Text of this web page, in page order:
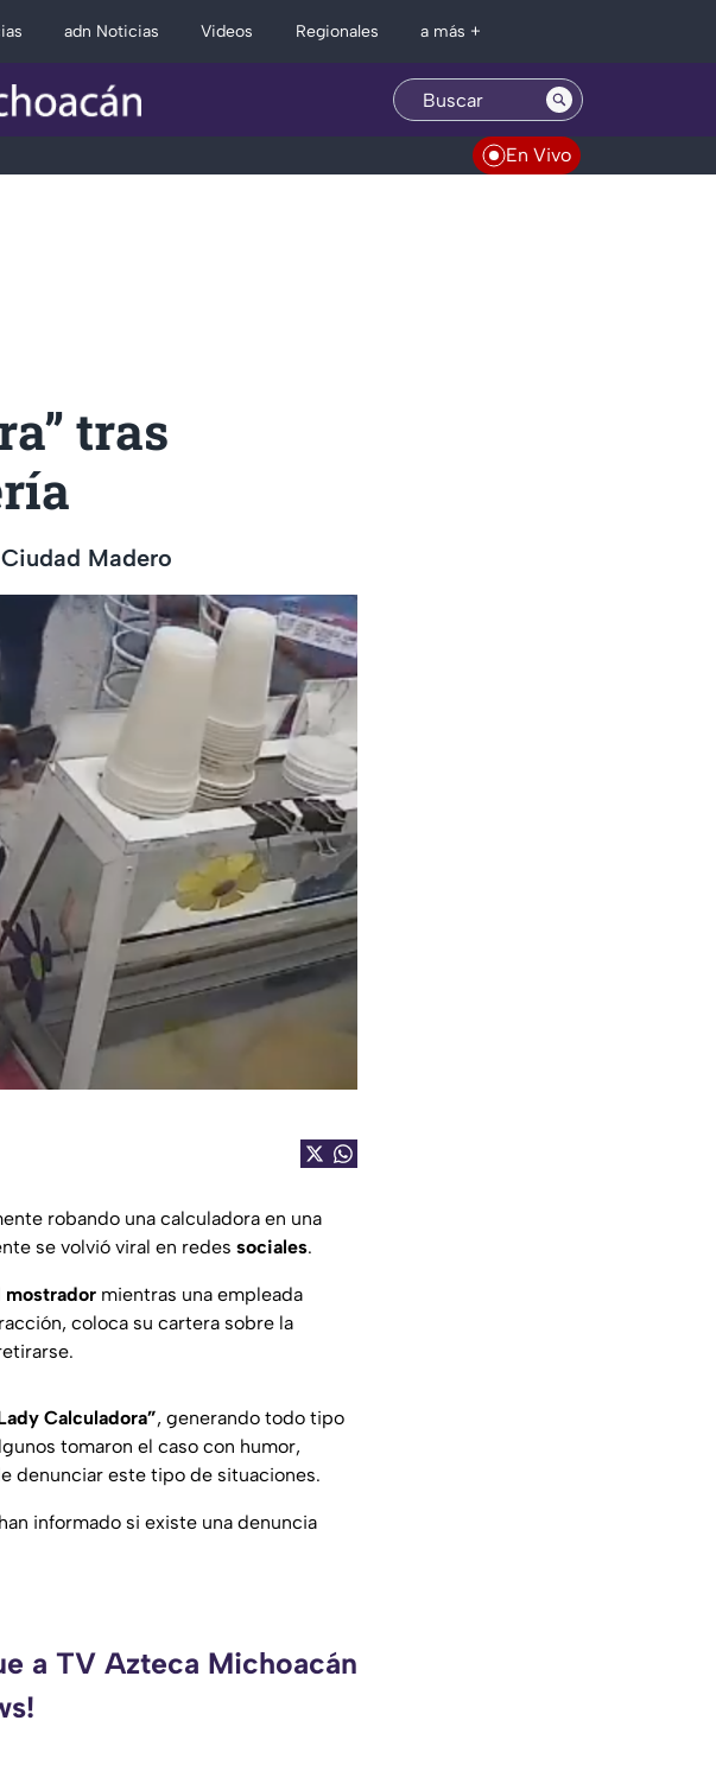
adn Noticias Videos Regionales a más +
En Vivo
tras
Madero
robando una calculadora en una
se volvió viral en redes sociales.
mostrador mientras una empleada
coloca su cartera sobre la
Calculadora”, generando todo tipo
tomaron el caso con humor,
denunciar este tipo de situaciones.
informado si existe una denuncia
a TV Azteca Michoacán